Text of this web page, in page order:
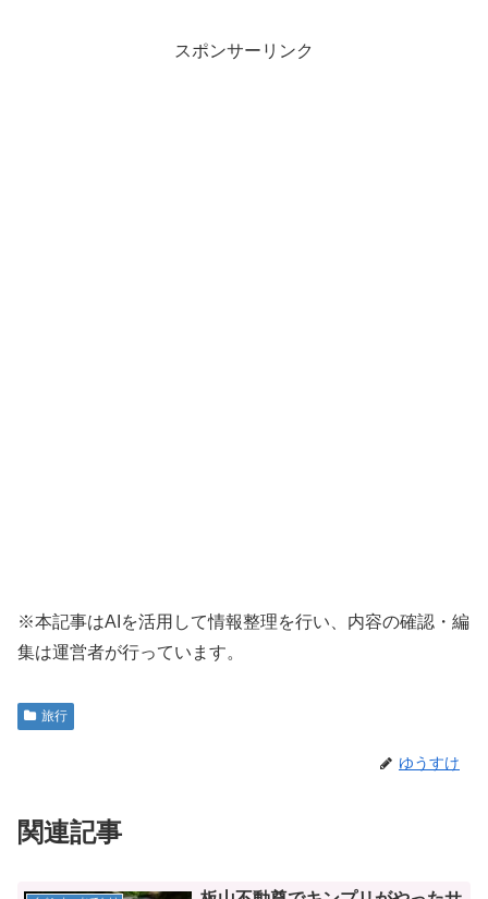
スポンサーリンク
※本記事はAIを活用して情報整理を行い、内容の確認・編
集は運営者が行っています。
旅行
ゆうすけ
関連記事